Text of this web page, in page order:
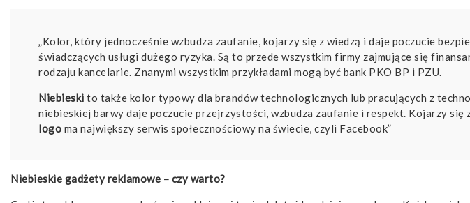
„Kolor, który jednocześnie wzbudza zaufanie, kojarzy się z wiedzą i daje poczucie
świadczących usługi dużego ryzyka. Są to przede wszystkim firmy zajmujące się
rodzaju kancelarie. Znanymi wszystkim przykładami mogą być bank PKO BP i PZU.
Niebieski to także kolor typowy dla brandów technologicznych lub pracujących z
niebieskiej barwy daje poczucie przejrzystości, wzbudza zaufanie i respekt. Kojarzy się
logo ma największy serwis społecznościowy na świecie, czyli Facebook”
Niebieskie gadżety reklamowe – czy warto?